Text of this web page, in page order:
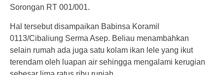
Sorongan RT 001/001.
Hal tersebut disampaikan Babinsa Koramil
0113/Cibaliung Serma Asep. Beliau menambahkan
selain rumah ada juga satu kolam ikan lele yang ikut
terendam oleh luapan air sehingga mengalami kerugian